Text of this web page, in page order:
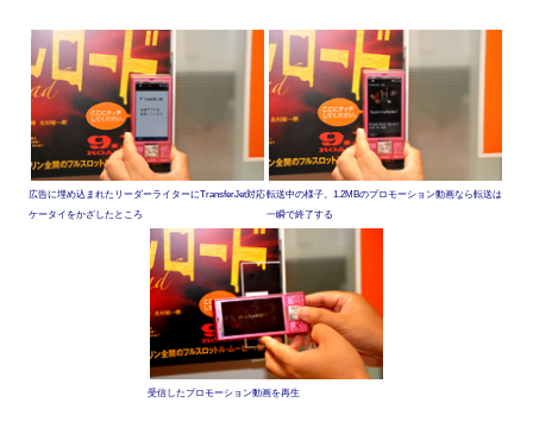
広告に埋め込まれたリーダーライターにTransferJet対応
ケータイをかざしたところ
転送中の様子。1.2MBのプロモーション動画なら転送は
一瞬で終了する
受信したプロモーション動画を再生